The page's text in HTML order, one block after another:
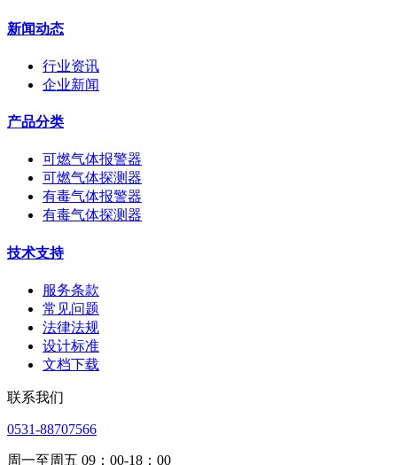
新闻动态
行业资讯
企业新闻
产品分类
可燃气体报警器
可燃气体探测器
有毒气体报警器
有毒气体探测器
技术支持
服务条款
常见问题
法律法规
设计标准
文档下载
联系我们
0531-88707566
周一至周五 09：00-18：00